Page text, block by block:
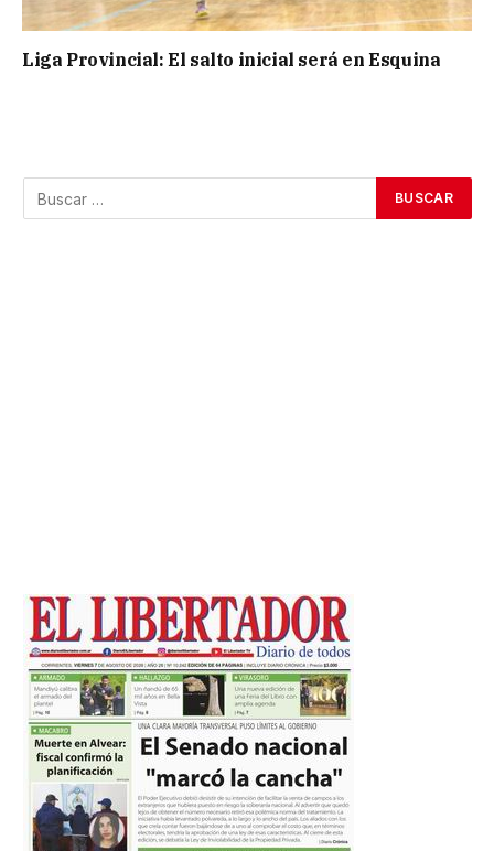
Liga Provincial: El salto inicial será en Esquina